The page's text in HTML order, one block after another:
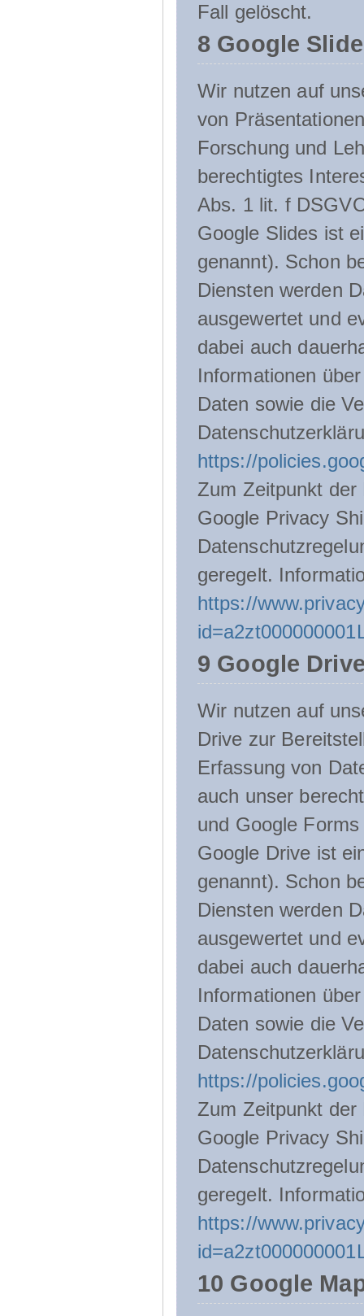
Fall gelöscht.
8 Google
Wir nutzen auf
von
Forschung und
berechtigtes
Abs. 1 lit. f
Google Slides ist
genannt). Schon
Diensten werden
ausgewertet und
dabei auch
Informationen
Daten sowie die
https://
Zum Zeitpunkt der
Google Privacy
geregelt.
https://
9 Google
Wir nutzen auf
Drive zur
Erfassung von
auch unser
und Google
Google Drive ist
genannt). Schon
Diensten werden
ausgewertet und
dabei auch
Informationen
Daten sowie die
https://
Zum Zeitpunkt der
Google Privacy
geregelt.
https://
10 Google